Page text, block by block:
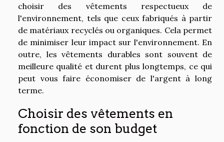
choisir des vêtements respectueux de
l'environnement, tels que ceux fabriqués à partir
de matériaux recyclés ou organiques. Cela permet
de minimiser leur impact sur l'environnement. En
outre, les vêtements durables sont souvent de
meilleure qualité et durent plus longtemps, ce qui
peut vous faire économiser de l'argent à long
terme.
Choisir des vêtements en
fonction de son budget